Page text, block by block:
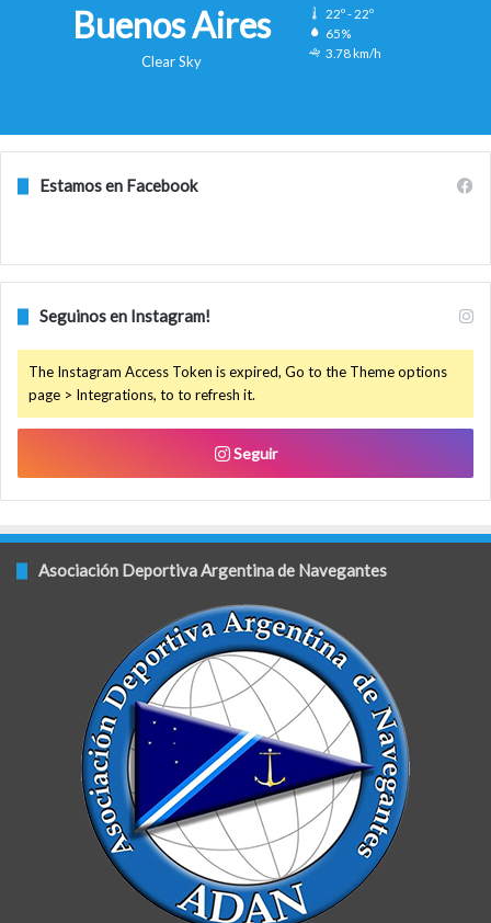
Buenos Aires
Clear Sky
22º - 22º
65%
3.78 km/h
Estamos en Facebook
Seguinos en Instagram!
The Instagram Access Token is expired, Go to the Theme options
page > Integrations, to to refresh it.
Seguir
Asociación Deportiva Argentina de Navegantes